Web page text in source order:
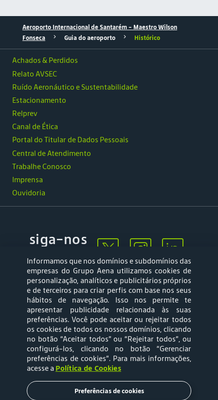
Aeroporto Internacional de Santarém – Maestro Wilson
Fonseca
Guia do aeroporto Histórico
Ouvidoria
Achados & Perdidos
Relato AVSEC
Ruído Aeronáutico e Sustentabilidade
Estacionamento
Relprev
Canal de Ética
Portal do Titular de Dados Pessoais
Central de Atendimento
Trabalhe Conosco
Imprensa
siga-nos
Mapa web
Política de
Privacidade
Política de Cookies
Termos e Condições
de Uso
Informamos que nos domínios e subdomínios das
empresas do Grupo Aena utilizamos cookies de
personalização, analíticos e publicitários próprios
e de terceiros para criar perfis com base nos seus
hábitos de navegação. Isso nos permite te
apresentar publicidade relacionada às suas
preferências. Você pode aceitar ou rejeitar todos
os cookies de todos os nossos domínios, clicando
no botão “Aceitar todos” ou “Rejeitar todos”, ou
configurá-los, clicando no botão “Gerenciar
preferências de cookies”. Para mais informações,
acesse a Política de Cookies
Preferências de cookies